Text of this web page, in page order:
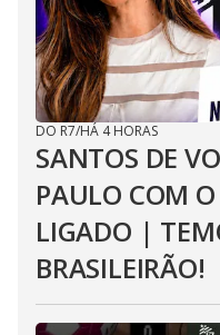
DO R7/HÁ 4 HORAS
SANTOS DE
PAULO COM
LIGADO |
BRASILEIRÃO!